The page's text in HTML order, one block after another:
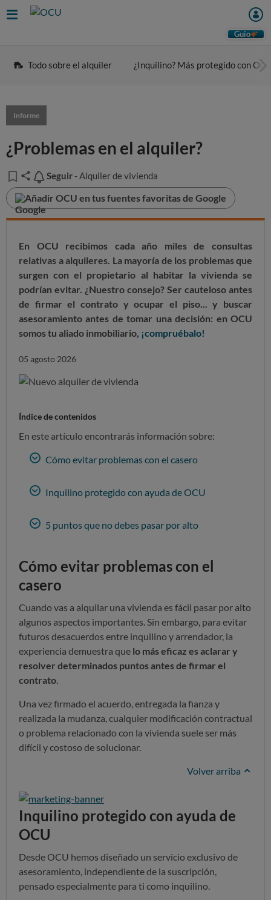
Guio
Todo sobre el alquiler ¿Inquilino? Más protegido con
Informe
¿Problemas en el alquiler?
Seguir
Seguir - Alquiler de vivienda
Añadir OCU en tus fuentes favoritas de Google
En OCU recibimos cada año miles de consultas
relativas a alquileres. La mayoría de los problemas que
surgen con el propietario al habitar la vivienda se
podrían evitar. ¿Nuestro consejo? Ser cauteloso antes
de firmar el contrato y ocupar el piso... y buscar
asesoramiento antes de tomar una decisión: en OCU
somos tu aliado inmobiliario, ¡compruébalo!
05 agosto 2026
Índice de contenidos
En este artículo encontrarás información sobre:
Cómo evitar problemas con el casero
Inquilino protegido con ayuda de OCU
5 puntos que no debes pasar por alto
Cómo evitar problemas con el
casero
Cuando vas a alquilar una vivienda es fácil pasar por alto
algunos aspectos importantes. Sin embargo, para evitar
futuros desacuerdos entre inquilino y arrendador, la
experiencia demuestra que lo más eficaz es aclarar y
resolver determinados puntos antes de firmar el
contrato.
Una vez firmado el acuerdo, entregada la fianza y
realizada la mudanza, cualquier modificación contractual
o problema relacionado con la vivienda suele ser más
difícil y costoso de solucionar.
Volver arriba
Inquilino protegido con ayuda de
OCU
Desde OCU hemos diseñado un servicio exclusivo de
asesoramiento, independiente de la suscripción,
pensado especialmente para ti como inquilino.